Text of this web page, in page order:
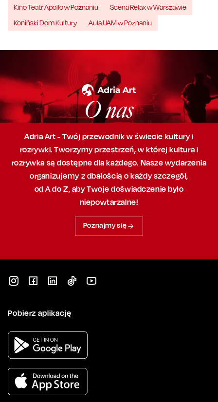
Kino Teatr Apollo w Poznaniu
Scena Relax w Warszawie
Koniński Dom Kultury
Aula UAM w Poznaniu
O nas
Adria Art - Twój przewodnik w świecie kultury i
rozrywki. Tworzymy przestrzeń,w której kultura i
rozrywka są dostępne dla każdego. Nasze wydarzenia
organizujemy z dbałością o każdy szczegół,
od A do Z, abyTwoje doświadczenie było
niepowtarzalne!
Poznajmy się
Pobierz aplikację